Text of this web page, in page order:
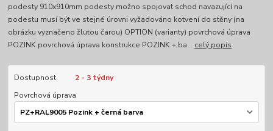
podesty 910x910mm podesty možno spojovat schod navazující na
podestu musí být ve stejné úrovni vyžadováno kotvení do stěny (na
obrázku vyznačeno žlutou čarou) OPTION (varianty) povrchová úprava
POZINK povrchová úprava konstrukce POZINK + ba... celý popis
Dostupnost
2 - 3 týdny
Povrchová úprava